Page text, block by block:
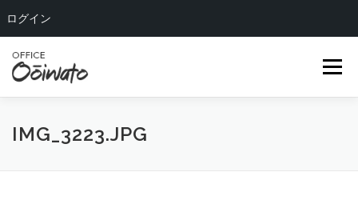
メニュー
HOME ABOUT US
IMG_3223.JPG
ログイン